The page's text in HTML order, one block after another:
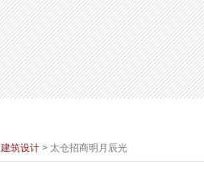
建筑设计 > 太仓招商明月辰光